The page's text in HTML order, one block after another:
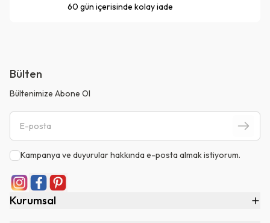
60 gün içerisinde kolay iade
Bülten
Bültenimize Abone Ol
Kampanya ve duyurular hakkında e-posta almak istiyorum.
Kurumsal